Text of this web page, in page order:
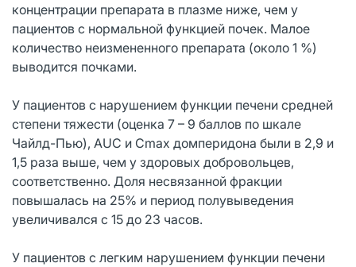
концентрации препарата в плазме ниже, чем у
пациентов с нормальной функцией почек. Малое
количество неизмененного препарата (около 1 %)
выводится почками.
У пациентов с нарушением функции печени средней
степени тяжести (оценка 7 – 9 баллов по шкале
Чайлд-Пью), AUC и Сmax домперидона были в 2,9 и
1,5 раза выше, чем у здоровых добровольцев,
соответственно. Доля несвязанной фракции
повышалась на 25% и период полувыведения
увеличивался с 15 до 23 часов.
У пациентов с легким нарушением функции печени